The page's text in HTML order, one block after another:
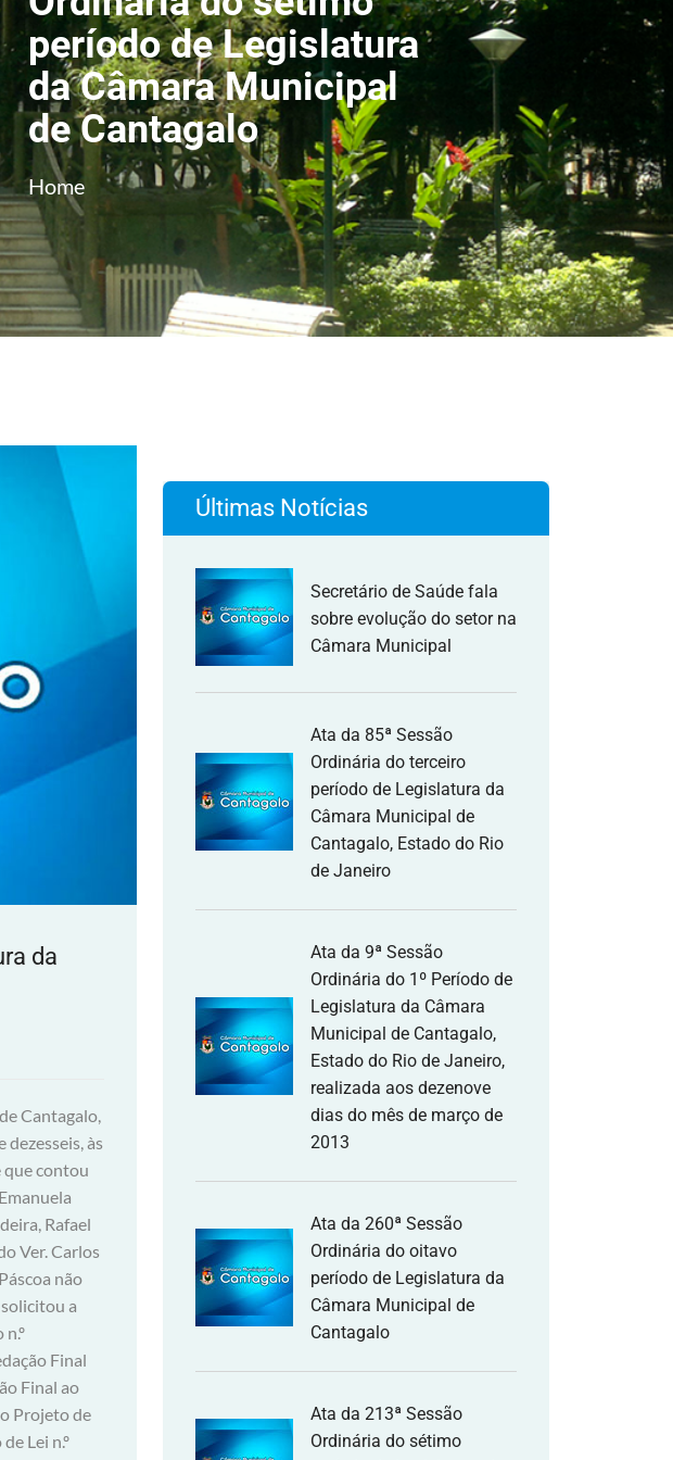
período de Legislatura
da Câmara Municipal
de Cantagalo
Home
da
Cantagalo,
dezesseis, às
que contou
Rafael
Ver. Carlos
não
a
n.º
Final
Final ao
Projeto de
Lei n.º
Últimas Notícias
Secretário de Saúde fala
sobre evolução do setor na
Câmara Municipal
Ata da 85ª Sessão
Ordinária do terceiro
período de Legislatura da
Câmara Municipal de
Cantagalo, Estado do Rio
de Janeiro
Ata da 9ª Sessão
Ordinária do 1º Período de
Legislatura da Câmara
Municipal de Cantagalo,
Estado do Rio de Janeiro,
realizada aos dezenove
dias do mês de março de
2013
Ata da 260ª Sessão
Ordinária do oitavo
período de Legislatura da
Câmara Municipal de
Cantagalo
Ata da 213ª Sessão
Ordinária do sétimo